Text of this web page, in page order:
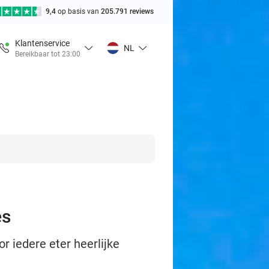
9,4 op basis van 205.791 reviews
Klantenservice
Bereikbaar tot 23:00
NL
iedere eter heerlijke